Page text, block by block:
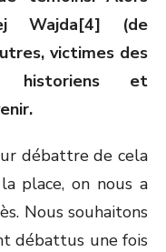
Wajda[4] (de
victimes des
historiens et
débattre de cela
place, on nous a
Nous souhaitons
débattus une fois